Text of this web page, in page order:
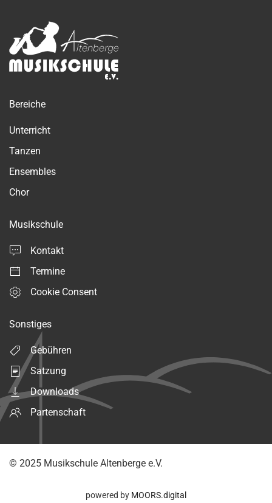
Bereiche
Unterricht
Tanzen
Ensembles
Chor
Musikschule
Kontakt
Termine
Cookie Consent
Sonstiges
Gebühren
Satzung
Downloads
Partenschaft
© 2025 Musikschule Altenberge e.V.
powered by MOORS.digital